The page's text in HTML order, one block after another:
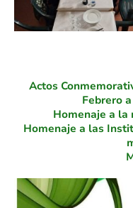
Actos
Febrero
Homenaje a la
Homenaje a las